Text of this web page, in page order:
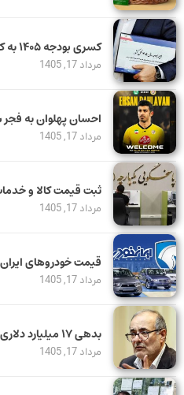
کسری بودجه ۱۴۰۵ به کجا رسید؟
مرداد 17, 1405
احسان پهلوان به
مرداد 17, 1405
ثبت قیمت کالا و خدمات در
مرداد 17, 1405
قیمت خودرو‌های ایران خودرو امروز
مرداد 17, 1405
بدهی ١٧ میلیارد دلاری شرکت نفت به صندوق توسعه
مرداد 17, 1405